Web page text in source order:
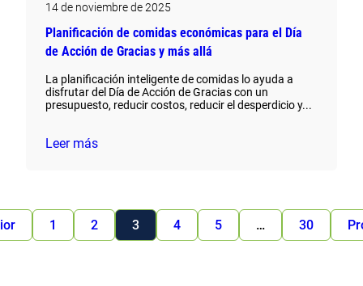
14 de noviembre de 2025
Planificación de comidas económicas para el Día
de Acción de Gracias y más allá
La planificación inteligente de comidas lo ayuda a
disfrutar del Día de Acción de Gracias con un
presupuesto, reducir costos, reducir el desperdicio y...
Leer más
1 2 3 4 5 … 30